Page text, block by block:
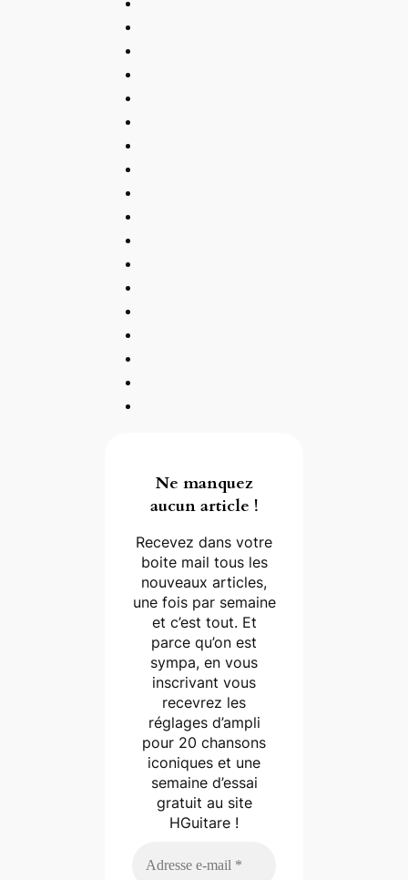
Ne manquez
aucun article !
Recevez dans votre
boite mail tous les
nouveaux articles,
une fois par semaine
et c’est tout. Et
parce qu’on est
sympa, en vous
inscrivant vous
recevrez les
réglages d’ampli
pour 20 chansons
iconiques et une
semaine d’essai
gratuit au site
HGuitare !